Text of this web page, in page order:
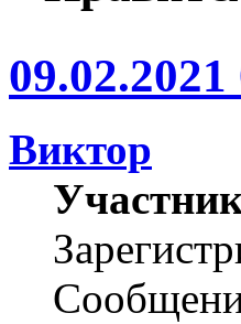
09.02.2021
Виктор